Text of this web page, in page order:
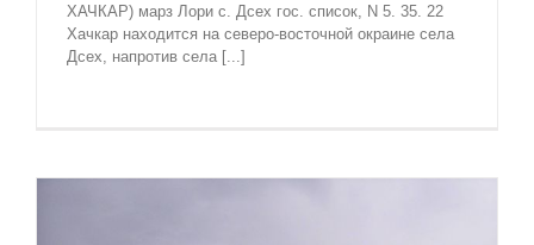
ХАЧКАР) марз Лори с. Дсех гос. список, N 5. 35. 22
Хачкар находится на северо-восточной окраине села
Дсех, напротив села [...]